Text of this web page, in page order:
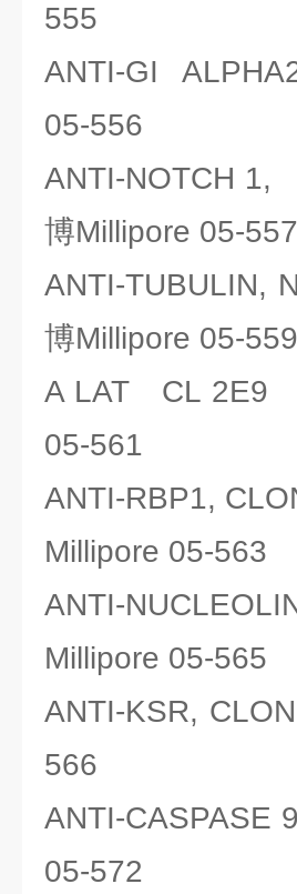
555
ANTI-GI
05-556
ANTI-NOTCH
博Millipore 05-557
ANTI-TUBULIN,
博Millipore 05-559
A LAT CL 2E9
05-561
ANTI-RBP1,
Millipore 05-563
ANTI-
Millipore 05-565
ANTI-KSR,
566
ANTI-CASPASE
05-572